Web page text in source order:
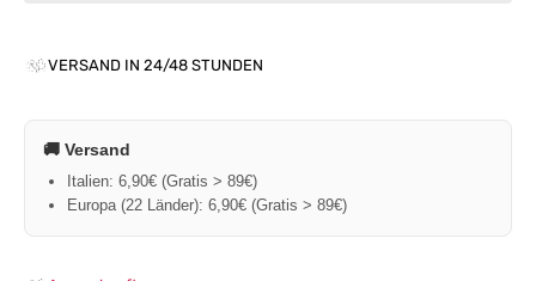
VERSAND IN 24/48 STUNDEN
🚚 Versand
Italien: 6,90€ (Gratis > 89€)
Europa (22 Länder): 6,90€ (Gratis > 89€)